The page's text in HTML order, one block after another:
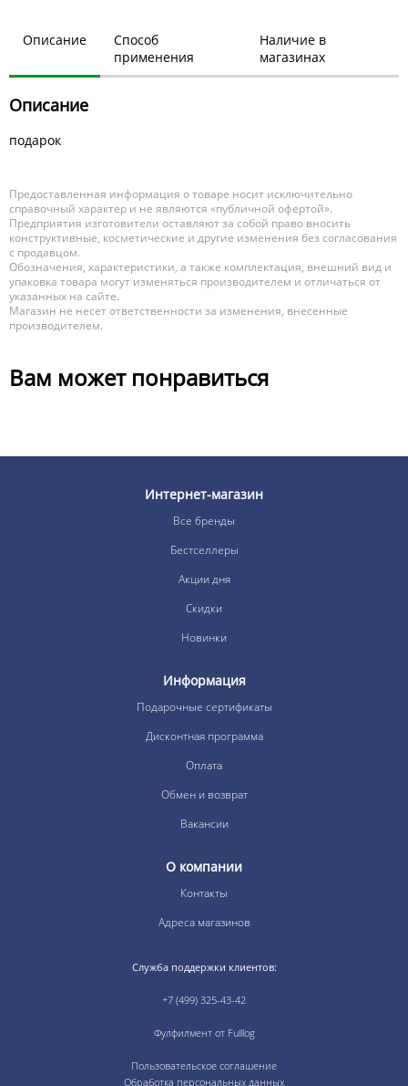
Описание
Способ
применения
Наличие в
магазинах
Описание
подарок
Предоставленная информация о товаре носит исключительно
справочный характер и не являются «публичной офертой».
Предприятия изготовители оставляют за собой право вносить
конструктивные, косметические и другие изменения без согласования
с продавцом.
Обозначения, характеристики, а также комплектация, внешний вид и
упаковка товара могут изменяться производителем и отличаться от
указанных на сайте.
Магазин не несет ответственности за изменения, внесенные
производителем.
Вам может понравиться
Интернет-магазин
Все бренды
Бестселлеры
Акции дня
Скидки
Новинки
Информация
Подарочные сертификаты
Дисконтная программа
Оплата
Обмен и возврат
Вакансии
О компании
Контакты
Адреса магазинов
Служба поддержки клиентов:
+7 (499) 325-43-42
Фулфилмент от Fulllog
Пользовательское соглашение
Обработка персональных данных